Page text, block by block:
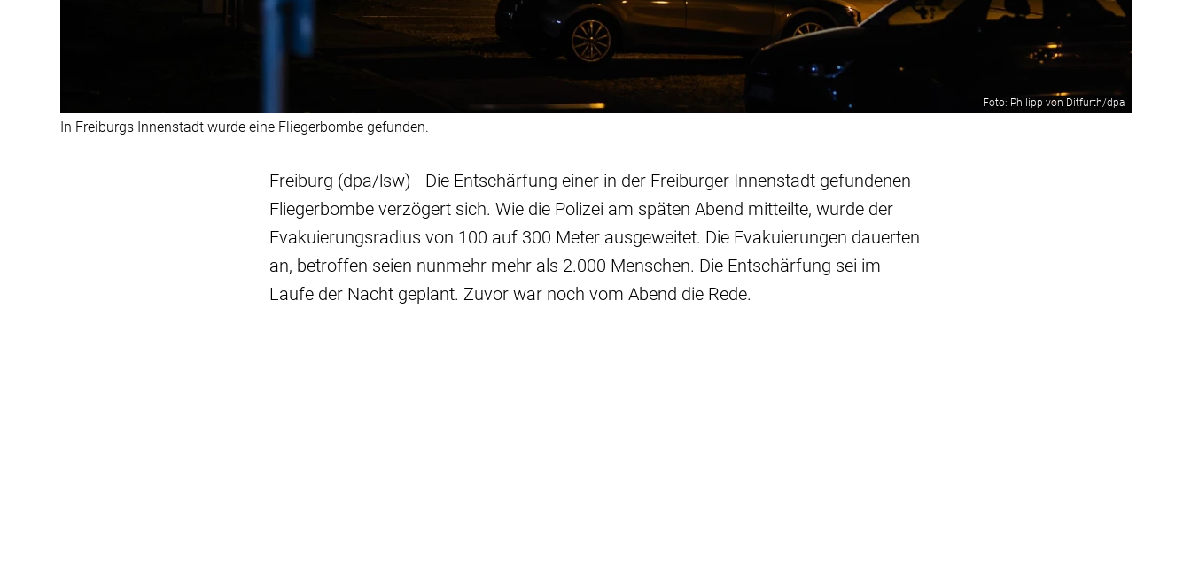
Foto: Philipp von Ditfurth/dpa
In Freiburgs Innenstadt wurde eine Fliegerbombe gefunden.
Freiburg (dpa/lsw) - Die Entschärfung einer in der Freiburger Innenstadt gefundenen
Fliegerbombe verzögert sich. Wie die Polizei am späten Abend mitteilte, wurde der
Evakuierungsradius von 100 auf 300 Meter ausgeweitet. Die Evakuierungen dauerten
an, betroffen seien nunmehr mehr als 2.000 Menschen. Die Entschärfung sei im
Laufe der Nacht geplant. Zuvor war noch vom Abend die Rede.